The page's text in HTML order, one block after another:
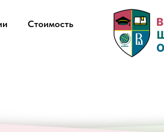
Стоимость